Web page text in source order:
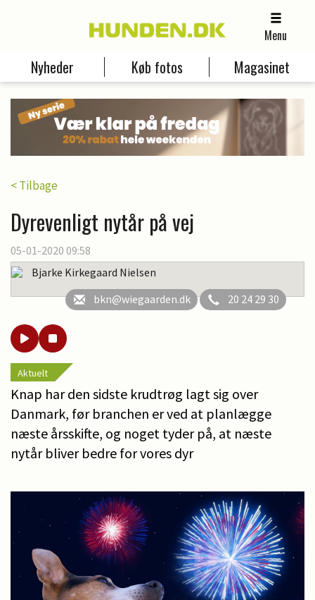
Menu
Nyheder Køb fotos Magasinet
< Tilbage
Dyrevenligt nytår på vej
05-01-2020 09:58
Bjarke Kirkegaard Nielsen
bkn@wiegaarden.dk
20 24 29 30
Aktuelt
Knap har den sidste krudtrøg lagt sig over
Danmark, før branchen er ved at planlægge
næste årsskifte, og noget tyder på, at næste
nytår bliver bedre for vores dyr